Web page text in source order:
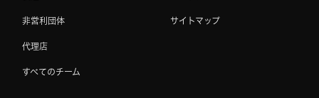
非営利団体
代理店
すべてのチーム
サイトマップ